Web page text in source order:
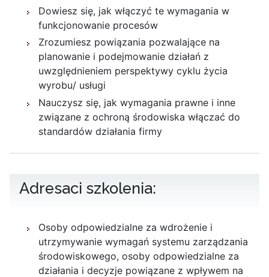
Dowiesz się, jak włączyć te wymagania w
funkcjonowanie procesów
Zrozumiesz powiązania pozwalające na
planowanie i podejmowanie działań z
uwzględnieniem perspektywy cyklu życia
wyrobu/ usługi
Nauczysz się, jak wymagania prawne i inne
związane z ochroną środowiska włączać do
standardów działania firmy
Adresaci szkolenia:
Osoby odpowiedzialne za wdrożenie i
utrzymywanie wymagań systemu zarządzania
środowiskowego, osoby odpowiedzialne za
działania i decyzje powiązane z wpływem na